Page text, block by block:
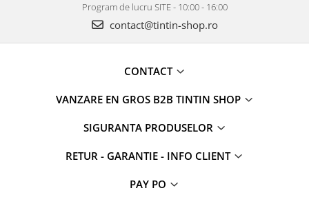
Program de lucru SITE - 10:00 - 16:00
contact@tintin-shop.ro
CONTACT
VANZARE EN GROS B2B TINTIN SHOP
SIGURANTA PRODUSELOR
RETUR - GARANTIE - INFO CLIENT
PAY PO